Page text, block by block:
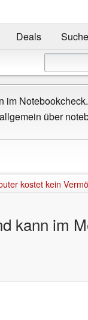
Deals Suche
im
über
kostet kein
kann im